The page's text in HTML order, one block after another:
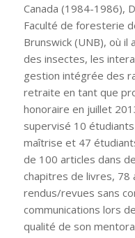
Canada (1984-1986),
Faculté de foresterie
Brunswick (UNB), où il
des insectes, les
gestion intégrée des
retraite en tant que
honoraire en juillet
supervisé 10
maîtrise et 47
de 100 articles dans
chapitres de livres, 78
rendus/revues sans
communications lors
qualité de son